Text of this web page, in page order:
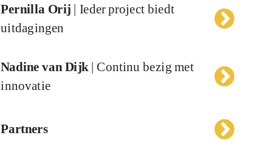
Pernilla Orij | Ieder project biedt
uitdagingen
Nadine van Dijk | Continu bezig met
innovatie
Partners